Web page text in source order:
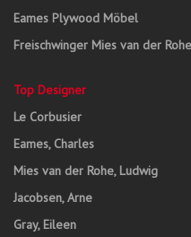
Eames Plywood Möbel
Freischwinger Mies van der Rohe
Top Designer
Le Corbusier
Eames, Charles
Mies van der Rohe, Ludwig
Jacobsen, Arne
Gray, Eileen